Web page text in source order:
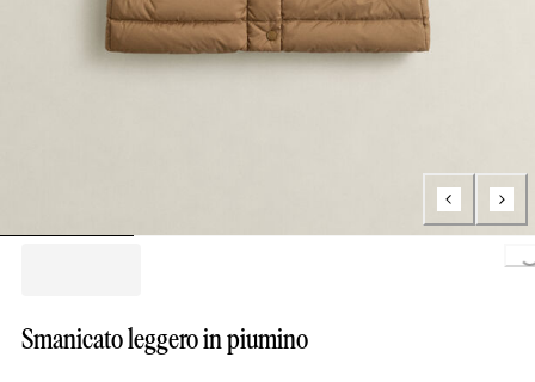
Smanicato leggero in piumino